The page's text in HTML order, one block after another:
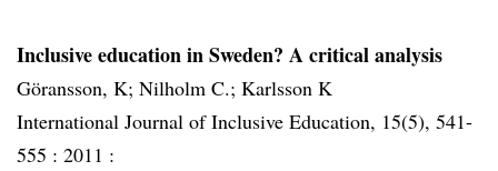
Inclusive education in Sweden? A critical analysis
Göransson, K; Nilholm C.; Karlsson K
International Journal of Inclusive Education, 15(5), 541-
555 : 2011 :